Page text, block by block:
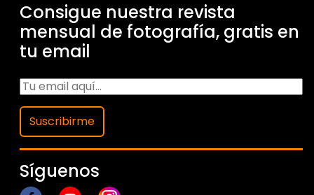
Consigue nuestra revista
mensual de fotografía, gratis en
tu email
Suscribirme
Síguenos